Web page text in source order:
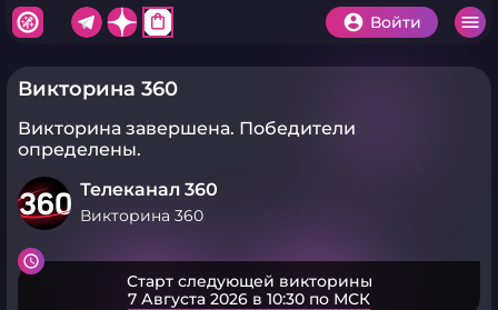
shopping_bag Войти
Викторина 360
Викторина завершена. Победители
определены.
Телеканал 360
Викторина 360
Старт следующей викторины
7 Августа 2026 в 10:30 по МСК